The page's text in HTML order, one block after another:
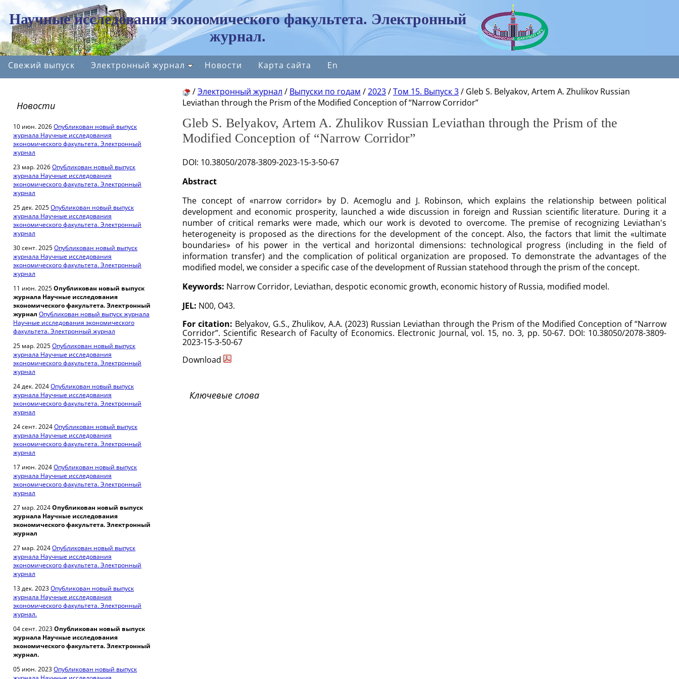
Научные исследования экономического факультета. Электронный
журнал.
Свежий выпуск Электронный журнал Новости Карта сайта En
Новости
10 июн. 2026Опубликован новый выпуск
журнала Научные исследования
экономического факультета. Электронный
журнал
23 мар. 2026Опубликован новый выпуск
журнала Научные исследования
экономического факультета. Электронный
журнал
25 дек. 2025Опубликован новый выпуск
журнала Научные исследования
экономического факультета. Электронный
журнал
30 сент. 2025Опубликован новый выпуск
журнала Научные исследования
экономического факультета. Электронный
журнал
11 июн. 2025Опубликован новый выпуск
журнала Научные исследования
экономического факультета. Электронный
журнал Опубликован новый выпуск журнала
Научные исследования экономического
факультета. Электронный журнал
25 мар. 2025Опубликован новый выпуск
журнала Научные исследования
экономического факультета. Электронный
журнал
24 дек. 2024Опубликован новый выпуск
журнала Научные исследования
экономического факультета. Электронный
журнал
24 сент. 2024Опубликован новый выпуск
журнала Научные исследования
экономического факультета. Электронный
журнал
17 июн. 2024Опубликован новый выпуск
журнала Научные исследования
экономического факультета. Электронный
журнал
27 мар. 2024Опубликован новый выпуск
журнала Научные исследования
экономического факультета. Электронный
журнал
27 мар. 2024Опубликован новый выпуск
журнала Научные исследования
экономического факультета. Электронный
журнал
13 дек. 2023Опубликован новый выпуск
журнала Научные исследования
экономического факультета. Электронный
журнал.
04 сент. 2023Опубликован новый выпуск
журнала Научные исследования
экономического факультета. Электронный
журнал.
05 июн. 2023Опубликован новый выпуск
/Электронный журнал / Выпуски по годам /2023/Том 15. Выпуск 3/ Gleb S. Belyakov, Artem A. Zhulikov Russian
Leviathan through the Prism of the Modified Conception of “Narrow Corridor”
Gleb S. Belyakov, Artem A. Zhulikov Russian Leviathan through the Prism of the
Modified Conception of “Narrow Corridor”
DOI: 10.38050/2078-3809-2023-15-3-50-67
Abstract
The concept of «narrow corridor» by D. Acemoglu and J. Robinson, which explains the relationship between political
development and economic prosperity, launched a wide discussion in foreign and Russian scientific literature. During it a
number of critical remarks were made, which our work is devoted to overcome. The premise of recognizing Leviathan's
heterogeneity is proposed as the directions for the development of the concept. Also, the factors that limit the «ultimate
boundaries» of his power in the vertical and horizontal dimensions: technological progress (including in the field of
information transfer) and the complication of political organization are proposed. To demonstrate the advantages of the
modified model, we consider a specific case of the development of Russian statehood through the prism of the concept.
Keywords: Narrow Corridor, Leviathan, despotic economic growth, economic history of Russia, modified model.
JEL: N00, O43.
For citation: Belyakov, G.S., Zhulikov, A.A.(2023) Russian Leviathan through the Prism of the Modified Conception of “Narrow
Corridor”. Scientific Research of Faculty of Economics. Electronic Journal, vol. 15, no. 3, pp. 50-67. DOI: 10.38050/2078-3809-
2023-15-3-50-67
Download
Ключевые слова